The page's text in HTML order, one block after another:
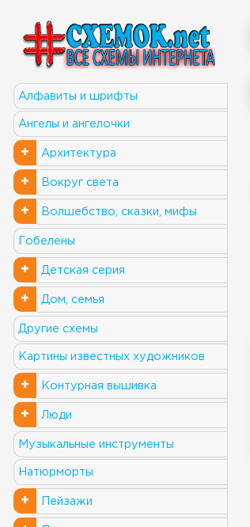
Алфавиты и шрифты
Ангелы и ангелочки
+ Архитектура
+ Вокруг света
+ Волшебство, сказки, мифы
Гобелены
+ Детская серия
+ Дом, семья
Другие схемы
Картины известных художников
+ Контурная вышивка
+ Люди
Музыкальные инструменты
Натюрморты
+ Пейзажи